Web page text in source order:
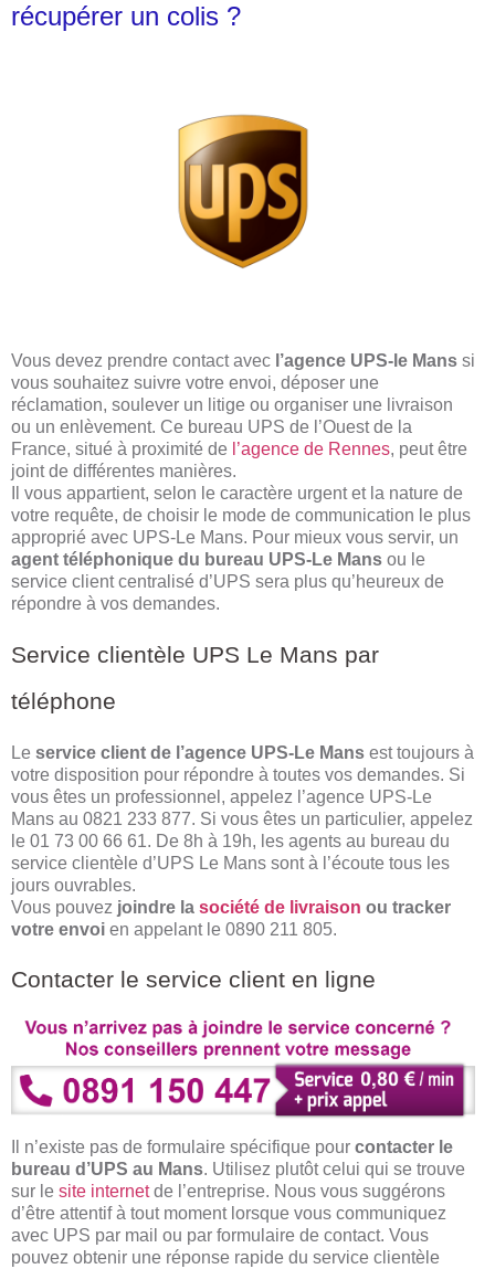
récupérer un colis ?
Vous devez prendre contact avec l’agence UPS-le Mans si
vous souhaitez suivre votre envoi, déposer une
réclamation, soulever un litige ou organiser une livraison
ou un enlèvement. Ce bureau UPS de l’Ouest de la
France, situé à proximité de l’agence de Rennes, peut être
joint de différentes manières.
Il vous appartient, selon le caractère urgent et la nature de
votre requête, de choisir le mode de communication le plus
approprié avec UPS-Le Mans. Pour mieux vous servir, un
agent téléphonique du bureau UPS-Le Mans ou le
service client centralisé d’UPS sera plus qu’heureux de
répondre à vos demandes.
Service clientèle UPS Le Mans par
téléphone
Le service client de l’agence UPS-Le Mans est toujours à
votre disposition pour répondre à toutes vos demandes. Si
vous êtes un professionnel, appelez l’agence UPS-Le
Mans au 0821 233 877. Si vous êtes un particulier, appelez
le 01 73 00 66 61. De 8h à 19h, les agents au bureau du
service clientèle d’UPS Le Mans sont à l’écoute tous les
jours ouvrables.
Vous pouvez joindre la société de livraison ou tracker
votre envoi en appelant le 0890 211 805.
Contacter le service client en ligne
Il n’existe pas de formulaire spécifique pour contacter le
bureau d’UPS au Mans. Utilisez plutôt celui qui se trouve
sur le site internetde l’entreprise. Nous vous suggérons
d’être attentif à tout moment lorsque vous communiquez
avec UPS par mail ou par formulaire de contact. Vous
pouvez obtenir une réponse rapide du service clientèle